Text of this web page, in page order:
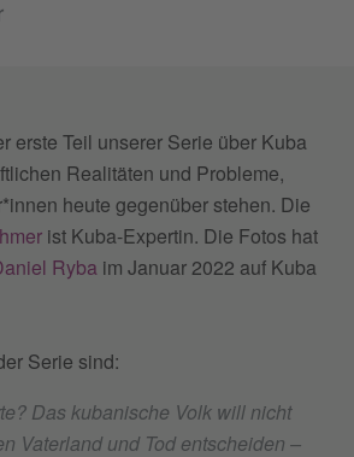
erste Teil unserer Serie über Kuba
Realitäten und Probleme,
heute gegenüber stehen. Die
ist Kuba-Expertin. Die Fotos hat
Ryba im Januar 2022 auf Kuba
Serie sind:
Das kubanische Volk will nicht
Vaterland und Tod entscheiden –